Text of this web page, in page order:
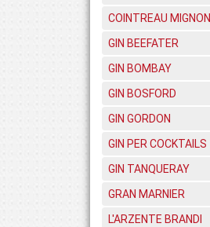
COINTREAU MIGNON
GIN BEEFATER
GIN BOMBAY
GIN BOSFORD
GIN GORDON
GIN PER COCKTAILS
GIN TANQUERAY
GRAN MARNIER
L'ARZENTE BRANDI